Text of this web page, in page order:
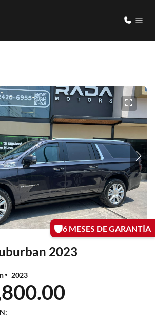
2023
6 MESES DE GARANTÍA
2023